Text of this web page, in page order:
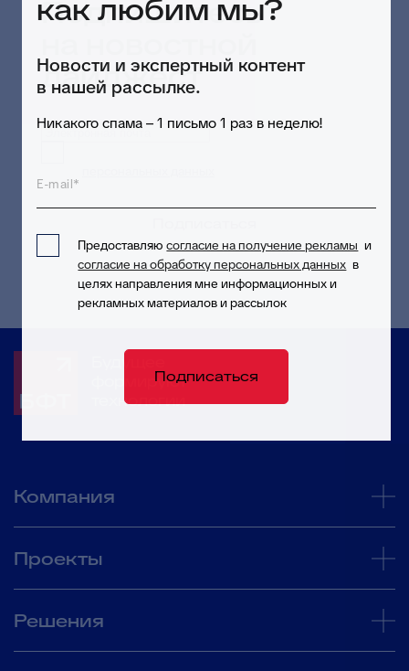
Подпишитесь
дайджест
формируют
технологии
Компания
Проекты
Решения
как любим мы?
Новости и экспертный контент
в нашей рассылке.
Никакого спама – 1 письмо 1 раз в неделю!
E-mail*
Предоставляюсогласие на получение рекламы и
согласие на обработку персональных данных в
целях направления мне информационных и
рекламных материалов и рассылок
Подписаться